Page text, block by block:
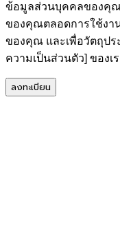
ข้อมูลส่วนบุคคลของคุ
ของคุณตลอดการใช้งา
ของคุณ และเพื่อวัตถุปร
ความเป็นส่วนตัว] ของเ
ลงทะเบียน